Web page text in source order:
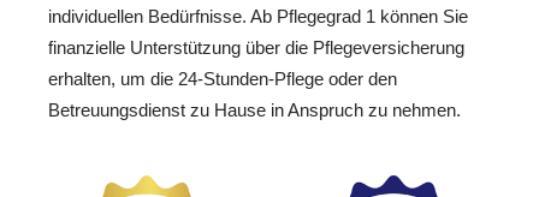
individuellen Bedürfnisse. Ab Pflegegrad 1 können Sie
finanzielle Unterstützung über die Pflegeversicherung
erhalten, um die 24-Stunden-Pflege oder den
Betreuungsdienst zu Hause in Anspruch zu nehmen.